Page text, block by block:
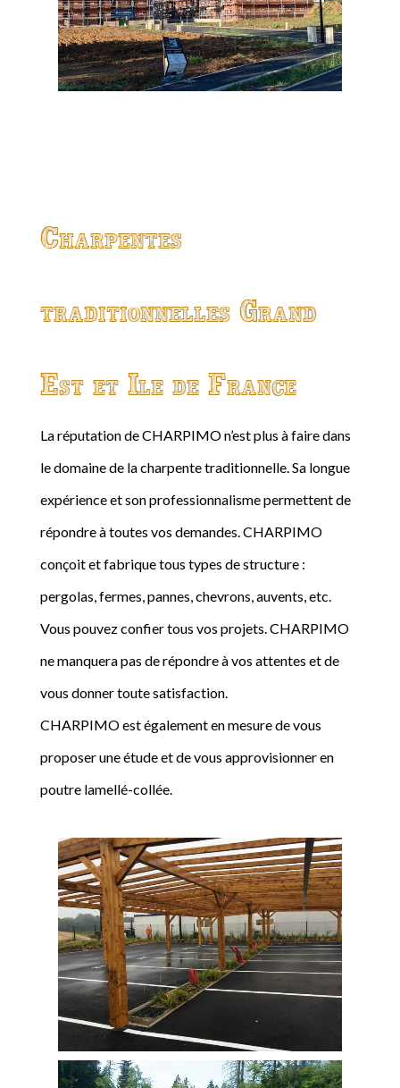
Charpentes
traditionnelles Grand
Est et Ile de France
La réputation de CHARPIMO n’est plus à faire dans
le domaine de la charpente traditionnelle. Sa longue
expérience et son professionnalisme permettent de
répondre à toutes vos demandes. CHARPIMO
conçoit et fabrique tous types de structure :
pergolas, fermes, pannes, chevrons, auvents, etc.
Vous pouvez confier tous vos projets. CHARPIMO
ne manquera pas de répondre à vos attentes et de
vous donner toute satisfaction.
CHARPIMO est également en mesure de vous
proposer une étude et de vous approvisionner en
poutre lamellé-collée.